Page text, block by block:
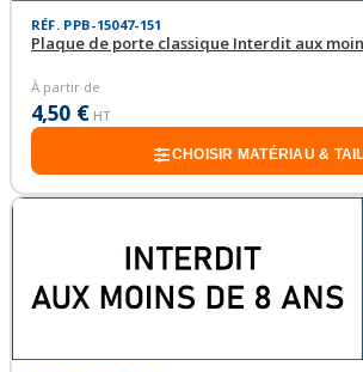
RÉF. PPB-15047-151
Plaque de porte classique Interdit aux
À partir de
4,50 € HT
CHOISIR MATÉRIAU &